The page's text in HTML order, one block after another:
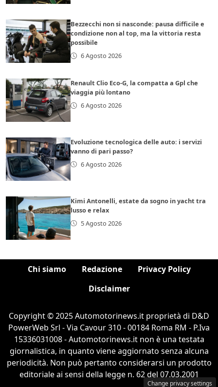
Bezzecchi non si nasconde: pausa difficile e
condizione non al top, ma la vittoria resta
possibile
6 Agosto 2026
Renault Clio Eco-G, la compatta a Gpl che
viaggia più lontano
6 Agosto 2026
Evoluzione tecnologica delle auto: i servizi
vanno di pari passo?
6 Agosto 2026
Kimi Antonelli, estate da sogno in yacht tra
lusso e relax
5 Agosto 2026
Chi siamo Redazione
Privacy Policy
Disclaimer
Copyright © 2025 Automotorinews.it proprietà di D&D
PowerWeb Srl - Via Cavour 310 - 00184 Roma RM - P.Iva
15336031008 - Automotorinews.it non è una testata
giornalistica, in quanto viene aggiornato senza alcuna
periodicità. Non può pertanto considerarsi un prodotto
editoriale ai sensi della legge n. 62 del 07.03.2001
Change privacy settings